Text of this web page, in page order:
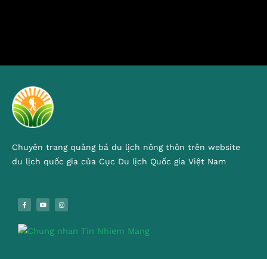
Chuyên trang quảng bá du lịch nông thôn trên website
du lịch quốc gia của Cục Du lịch Quốc gia Việt Nam